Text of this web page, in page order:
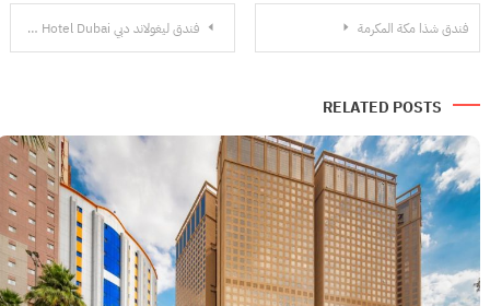
تصفّح
فندق ليغولاند دبي LEGOLAND Hotel Dubai فندق شذا مكة المكرمة
RELATED POSTS